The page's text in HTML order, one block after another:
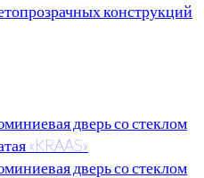
конструкций
дверь со стеклом
«KRAAS»
дверь со стеклом